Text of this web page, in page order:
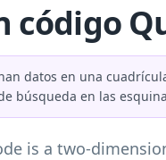
código
datos en una
búsqueda en las
is a two-